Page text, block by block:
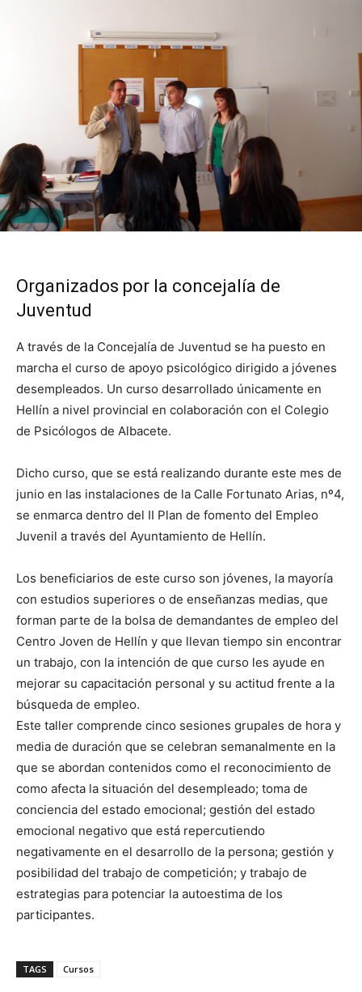
Organizados por la concejalía de
Juventud
A través de la Concejalía de Juventud se ha puesto en
marcha el curso de apoyo psicológico dirigido a jóvenes
desempleados. Un curso desarrollado únicamente en
Hellín a nivel provincial en colaboración con el Colegio
de Psicólogos de Albacete.
Dicho curso, que se está realizando durante este mes de
junio en las instalaciones de la Calle Fortunato Arias, nº4,
se enmarca dentro del II Plan de fomento del Empleo
Juvenil a través del Ayuntamiento de Hellín.
Los beneficiarios de este curso son jóvenes, la mayoría
con estudios superiores o de enseñanzas medias, que
forman parte de la bolsa de demandantes de empleo del
Centro Joven de Hellín y que llevan tiempo sin encontrar
un trabajo, con la intención de que curso les ayude en
mejorar su capacitación personal y su actitud frente a la
búsqueda de empleo.
Este taller comprende cinco sesiones grupales de hora y
media de duración que se celebran semanalmente en la
que se abordan contenidos como el reconocimiento de
como afecta la situación del desempleado; toma de
conciencia del estado emocional; gestión del estado
emocional negativo que está repercutiendo
negativamente en el desarrollo de la persona; gestión y
posibilidad del trabajo de competición; y trabajo de
estrategias para potenciar la autoestima de los
participantes.
TAGS Cursos